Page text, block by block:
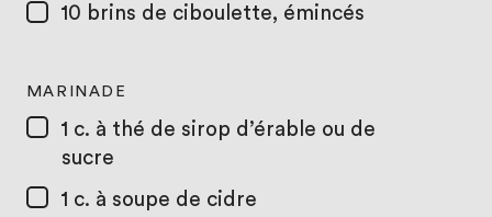
10 brins de ciboulette, émincés
MARINADE
1 c. à thé de sirop d’érable ou de
sucre
1 c. à soupe de cidre